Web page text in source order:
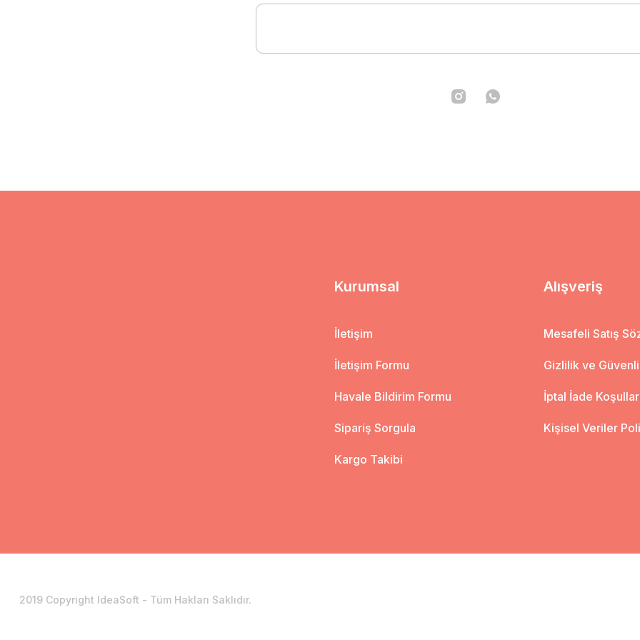
Kurumsal
İletişim
İletişim Formu
Havale Bildirim Formu
Sipariş Sorgula
Kargo Takibi
Alışveriş
Mesafeli Satış
Gizlilik ve
İptal İade
Kişisel Veriler
2019 Copyright IdeaSoft - Tüm Hakları Saklıdır.